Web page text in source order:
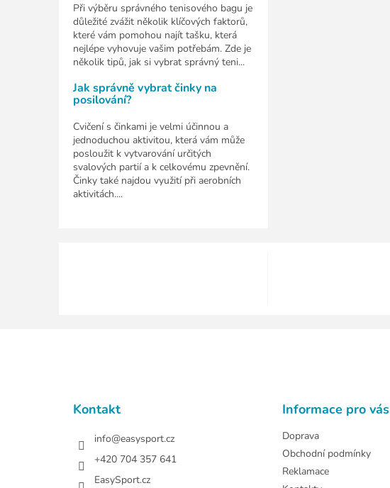
Při výběru správného tenisového bagu je
důležité zvážit několik klíčových faktorů,
které vám pomohou najít tašku, která
nejlépe vyhovuje vašim potřebám. Zde je
několik tipů, jak si vybrat správný teni...
Jak správně vybrat činky na
posilování?
Cvičení s činkami je velmi účinnou a
jednoduchou aktivitou, která vám může
posloužit k vytvarování určitých
svalových partií a k celkovému zpevnění.
Činky také najdou využití při aerobních
aktivitách....
Kontakt
info@easysport.cz
+420 704 357 641
EasySport.cz
Informace pro vás
Doprava
Obchodní podmínky
Reklamace